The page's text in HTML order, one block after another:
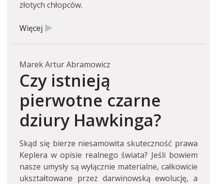
złotych chłopców.
Więcej
Marek Artur Abramowicz
Czy istnieją
pierwotne czarne
dziury Hawkinga?
Skąd się bierze niesamowita skuteczność prawa
Keplera w opisie realnego świata? Jeśli bowiem
nasze umysły są wyłącznie materialne, całkowicie
ukształtowane przez darwinowską ewolucję, a